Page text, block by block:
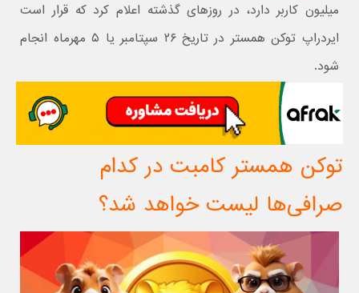
میلیون کاربر دارد، در روزهای گذشته اعلام کرد که قرار است
ایردراپ توکن همستر در تاریخ ۲۶ سپتامبر یا ۵ مهرماه انجام
شود.
توکن همستر کامبت در کدام
صرافی‌ها لیست خواهد شد؟